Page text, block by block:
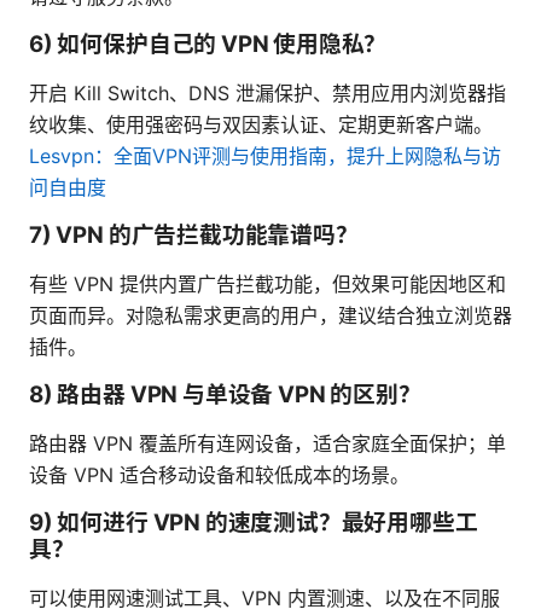
6) 如何保护自己的 VPN 使用隐私？
开启 Kill Switch、DNS 泄漏保护、禁用应用内浏览器指
纹收集、使用强密码与双因素认证、定期更新客户端。
Lesvpn：全面VPN评测与使用指南，提升上网隐私与访
问自由度
7) VPN 的广告拦截功能靠谱吗？
有些 VPN 提供内置广告拦截功能，但效果可能因地区和
页面而异。对隐私需求更高的用户，建议结合独立浏览器
插件。
8) 路由器 VPN 与单设备 VPN 的区别？
路由器 VPN 覆盖所有连网设备，适合家庭全面保护；单
设备 VPN 适合移动设备和较低成本的场景。
9) 如何进行 VPN 的速度测试？最好用哪些工
具？
可以使用网速测试工具、VPN 内置测速、以及在不同服